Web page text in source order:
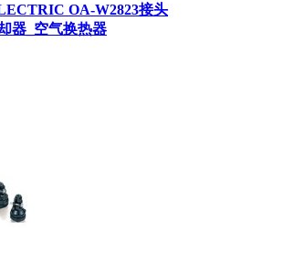
OA-W2823接头
器_空气换热器